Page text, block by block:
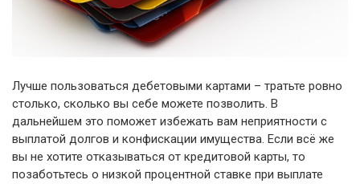
Лучше пользоваться дебетовыми картами – тратьте ровно
столько, сколько вы себе можете позволить. В
дальнейшем это поможет избежать вам неприятности с
выплатой долгов и конфискации имущества. Если всё же
вы не хотите отказываться от кредитовой карты, то
позаботьтесь о низкой процентной ставке при выплате